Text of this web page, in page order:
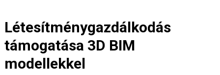
Létesítménygazdálkodás
támogatása 3D BIM
modellekkel